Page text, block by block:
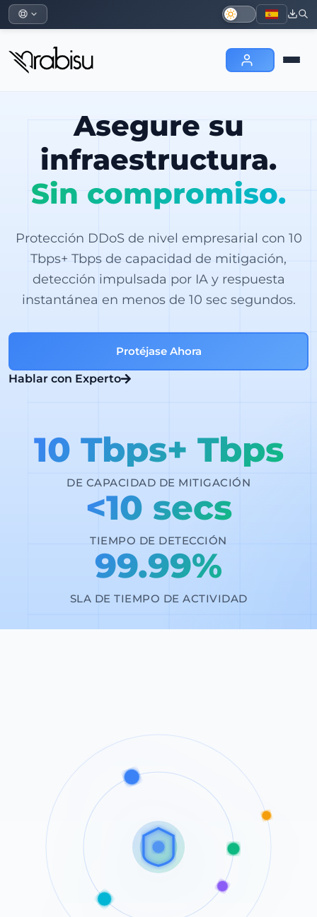
Asegure su
infraestructura.
Sin compromiso.
Protección DDoS de nivel empresarial con 10
Tbps+ Tbps de capacidad de mitigación,
detección impulsada por IA y respuesta
instantánea en menos de 10 sec segundos.
Protéjase Ahora
Hablar con Experto
10 Tbps+ Tbps
DE CAPACIDAD DE MITIGACIÓN
<10 secs
TIEMPO DE DETECCIÓN
99.99%
SLA DE TIEMPO DE ACTIVIDAD